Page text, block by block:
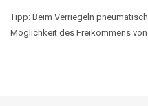
Tipp: Beim Verriegeln
Möglichkeit des Freikommens